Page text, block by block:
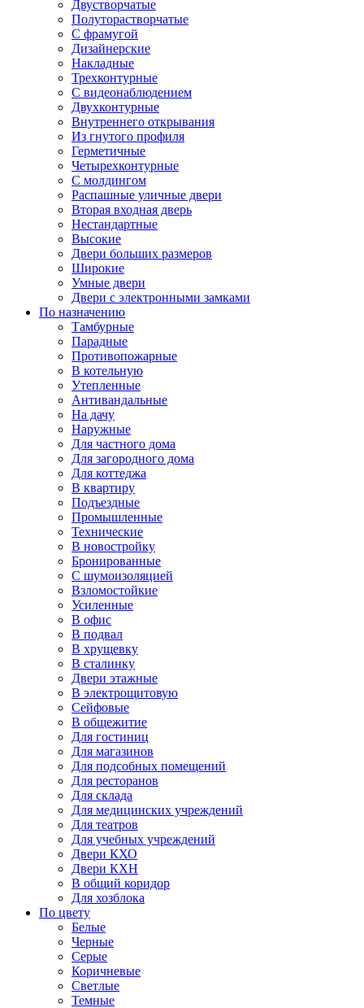
Двустворчатые
Полуторастворчатые
С фрамугой
Дизайнерские
Накладные
Трехконтурные
С видеонаблюдением
Двухконтурные
Внутреннего открывания
Из гнутого профиля
Герметичные
Четырехконтурные
С молдингом
Распашные уличные двери
Вторая входная дверь
Нестандартные
Высокие
Двери больших размеров
Широкие
Умные двери
Двери с электронными замками
По назначению
Тамбурные
Парадные
Противопожарные
В котельную
Утепленные
Антивандальные
На дачу
Наружные
Для частного дома
Для загородного дома
Для коттеджа
В квартиру
Подъездные
Промышленные
Технические
В новостройку
Бронированные
С шумоизоляцией
Взломостойкие
Усиленные
В офис
В подвал
В хрущевку
В сталинку
Двери этажные
В электрощитовую
Сейфовые
В общежитие
Для гостиниц
Для магазинов
Для подсобных помещений
Для ресторанов
Для склада
Для медицинских учреждений
Для театров
Для учебных учреждений
Двери КХО
Двери КХН
В общий коридор
Для хозблока
По цвету
Белые
Черные
Серые
Коричневые
Светлые
Темные